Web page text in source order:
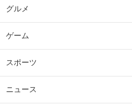
グルメ
ゲーム
スポーツ
ニュース